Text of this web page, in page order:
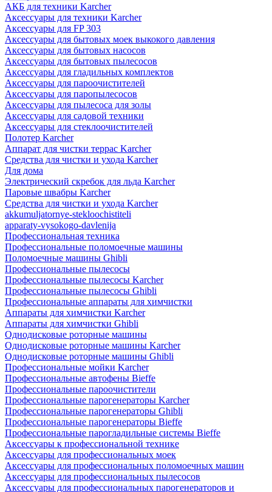
АКБ для техники Karcher
Аксессуары для техники Karcher
Аксессуары для FP 303
Аксессуары для бытовых моек выкокого давления
Аксессуары для бытовых насосов
Аксессуары для бытовых пылесосов
Аксессуары для гладильных комплектов
Аксессуары для пароочистителей
Аксессуары для паропылесосов
Аксессуары для пылесоса для золы
Аксессуары для садовой техники
Аксессуары для стеклоочистителей
Полотер Karcher
Аппарат для чистки террас Karcher
Средства для чистки и ухода Karcher
Для дома
Электрический скребок для льда Karcher
Паровые швабры Karcher
Средства для чистки и ухода Karcher
akkumuljatornye-stekloochistiteli
apparaty-vysokogo-davlenija
Профессиональная техника
Профессиональные поломоечные машины
Поломоечные машины Ghibli
Профессиональные пылесосы
Профессиональные пылесосы Karcher
Профессиональные пылесосы Ghibli
Профессиональные аппараты для химчистки
Аппараты для химчистки Karcher
Аппараты для химчистки Ghibli
Однодисковые роторные машины
Однодисковые роторные машины Karcher
Однодисковые роторные машины Ghibli
Профессиональные мойки Karcher
Профессиональные автофены Bieffe
Профессиональные пароочистители
Профессиональные парогенераторы Karcher
Профессиональные парогенераторы Ghibli
Профессиональные парогенераторы Bieffe
Профессиональные парогладильные системы Bieffe
Аксессуары к профессиональной технике
Аксессуары для профессиональных моек
Аксессуары для профессиональных поломоечных машин
Аксессуары для профессиональных пылесосов
Аксессуары для профессиональных парогенераторов и